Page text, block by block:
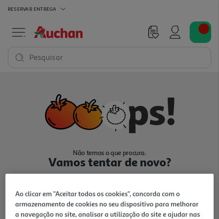
RESERVAR ENTREGA
Pesquisar
Não temos o que procura.
Vamos tentar de novo?
Ao clicar em "Aceitar todos os cookies", concorda com o
armazenamento de cookies no seu dispositivo para melhorar
a navegação no site, analisar a utilização do site e ajudar nas